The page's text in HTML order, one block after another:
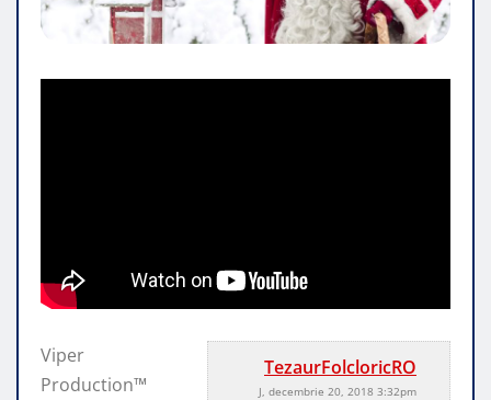
TezaurFolcloricRO
J, decembrie 20, 2018 3:32pm
Viper
Production™